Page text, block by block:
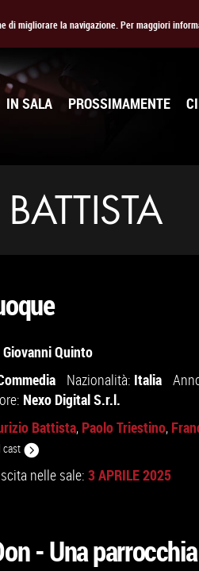
migliorare la navigazione. Per maggiori
IN SALA PROSSIMAMENTE
Giovanni Quinto
Nazionalità: Italia
Nexo Digital S.r.l.
Battista, Paolo Triestino,
cast
nelle sale: 3 APRILE 2025
- Una